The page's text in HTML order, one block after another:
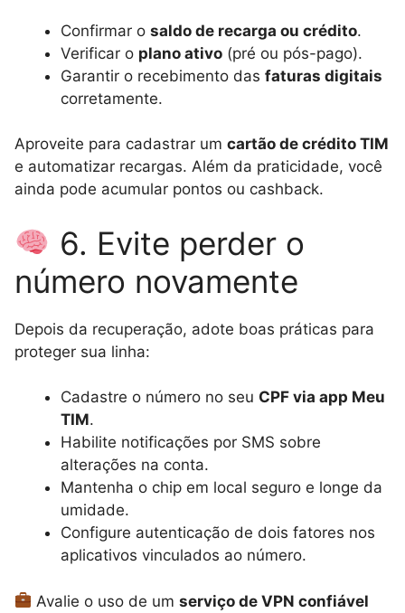
Confirmar o saldo de recarga ou crédito.
Verificar o plano ativo (pré ou pós-pago).
Garantir o recebimento das faturas digitais
corretamente.
Aproveite para cadastrar um cartão de crédito TIM
e automatizar recargas. Além da praticidade, você
ainda pode acumular pontos ou cashback.
6. Evite perder o
número novamente
Depois da recuperação, adote boas práticas para
proteger sua linha:
Cadastre o número no seu CPF via app Meu
TIM.
Habilite notificações por SMS sobre
alterações na conta.
Mantenha o chip em local seguro e longe da
umidade.
Configure autenticação de dois fatores nos
aplicativos vinculados ao número.
Avalie o uso de umserviço de VPN confiável